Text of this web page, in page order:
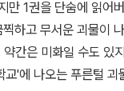
은 어린이 독자들의
은 출판사로부터 도서를
에 의해 작성했습니다
‘몬스터 내니’는
캐릭터이다. 반은 괴
아이 돌보기로 되어
지만 제각각의 특질을
들의 집에 도착한 몬
여러 면에서 작용하게
모습을 보여주는데 갑
만 1권을 단숨에 읽어
하고 무서운 괴물이
간은 미화일 수도 있
교'에 나오는 푸른털 괴